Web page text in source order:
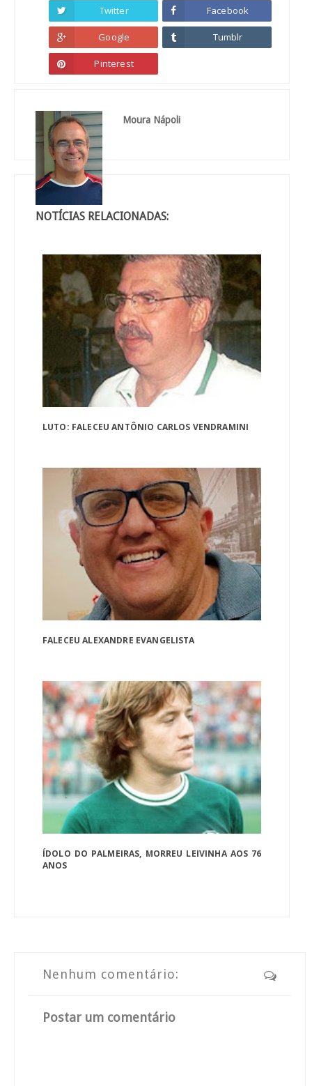
Twitter Facebook
Google Tumblr
Pinterest
Moura Nápoli
NOTÍCIAS RELACIONADAS:
LUTO: FALECEU ANTÔNIO CARLOS VENDRAMINI
FALECEU ALEXANDRE EVANGELISTA
ÍDOLO DO PALMEIRAS, MORREU LEIVINHA AOS 76
ANOS
Nenhum comentário:
Postar um comentário